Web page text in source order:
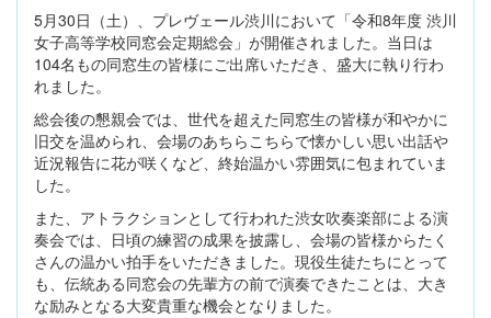
5月30日（土）、プレヴェール渋川において「令和8年度 渋川
女子高等学校同窓会定期総会」が開催されました。当日は
104名もの同窓生の皆様にご出席いただき、盛大に執り行わ
れました。
総会後の懇親会では、世代を超えた同窓生の皆様が和やかに
旧交を温められ、会場のあちらこちらで懐かしい思い出話や
近況報告に花が咲くなど、終始温かい雰囲気に包まれていま
した。
また、アトラクションとして行われた渋女吹奏楽部による演
奏会では、日頃の練習の成果を披露し、会場の皆様からたく
さんの温かい拍手をいただきました。現役生徒たちにとって
も、伝統ある同窓会の先輩方の前で演奏できたことは、大き
な励みとなる大変貴重な機会となりました。